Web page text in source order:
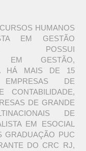
HUMANOS
EM GESTÃO
POSSUI
EM GESTÃO,
HÁ MAIS DE 15
DE
CONTABILIDADE,
DE GRANDE
DE
EM ESOCIAL
GRADUAÇÃO PUC
DO CRC RJ,